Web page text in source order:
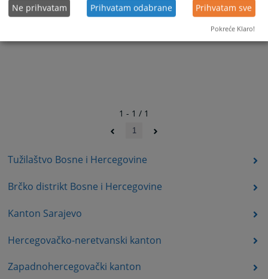
Tužilaštvo Bosne i Hercegovine
Brčko distrikt Bosne i Hercegovine
Kanton Sarajevo
Hercegovačko-neretvanski kanton
Zapadnohercegovački kanton
1 - 1 / 1
1
Ne prihvatam Prihvatam odabrane Prihvatam sve
Pokreće Klaro!